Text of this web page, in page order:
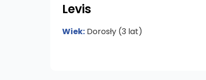
Levis
Wiek: Dorosły (3 lat)